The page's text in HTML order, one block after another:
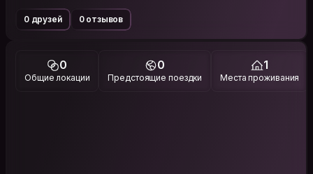
0 друзей 0 отзывов
0
Общие локации
0
Предстоящие поездки
1
Места проживания